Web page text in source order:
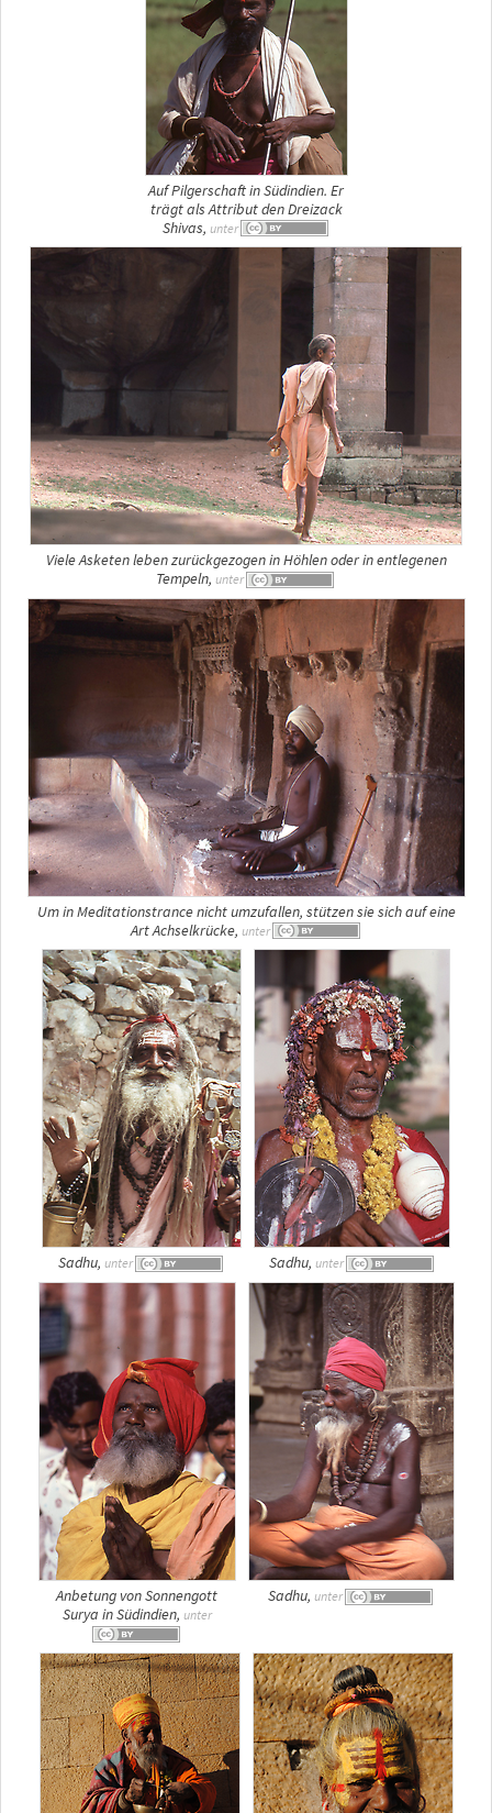
Auf Pilgerschaft in Südindien. Er
trägt als Attribut den Dreizack
Shivas, unter
Viele Asketen leben zurückgezogen in Höhlen oder in entlegenen
Tempeln, unter
Um in Meditationstrance nicht umzufallen, stützen sie sich auf eine
Art Achselkrücke, unter
Sadhu, unter Sadhu, unter
Anbetung von Sonnengott
Surya in Südindien, unter
Sadhu, unter